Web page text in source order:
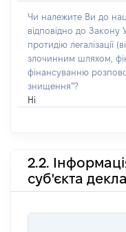
Чи належите Ви до
відповідно до Закону
протидію легалізації
злочинним шляхом,
фінансуванню
знищення"?
Ні
2.2.
суб'єкта